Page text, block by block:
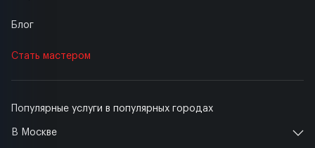
Популярные услуги в популярных городах
В Москве
Блог
Стать мастером